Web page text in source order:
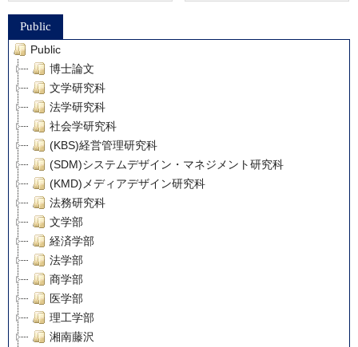
Public
Public
博士論文
文学研究科
法学研究科
社会学研究科
(KBS)経営管理研究科
(SDM)システムデザイン・マネジメント研究科
(KMD)メディアデザイン研究科
法務研究科
文学部
経済学部
法学部
商学部
医学部
理工学部
湘南藤沢